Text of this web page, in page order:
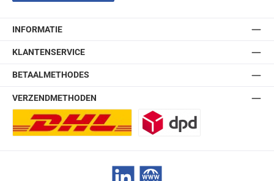
INFORMATIE
KLANTENSERVICE
BETAALMETHODES
VERZENDMETHODEN